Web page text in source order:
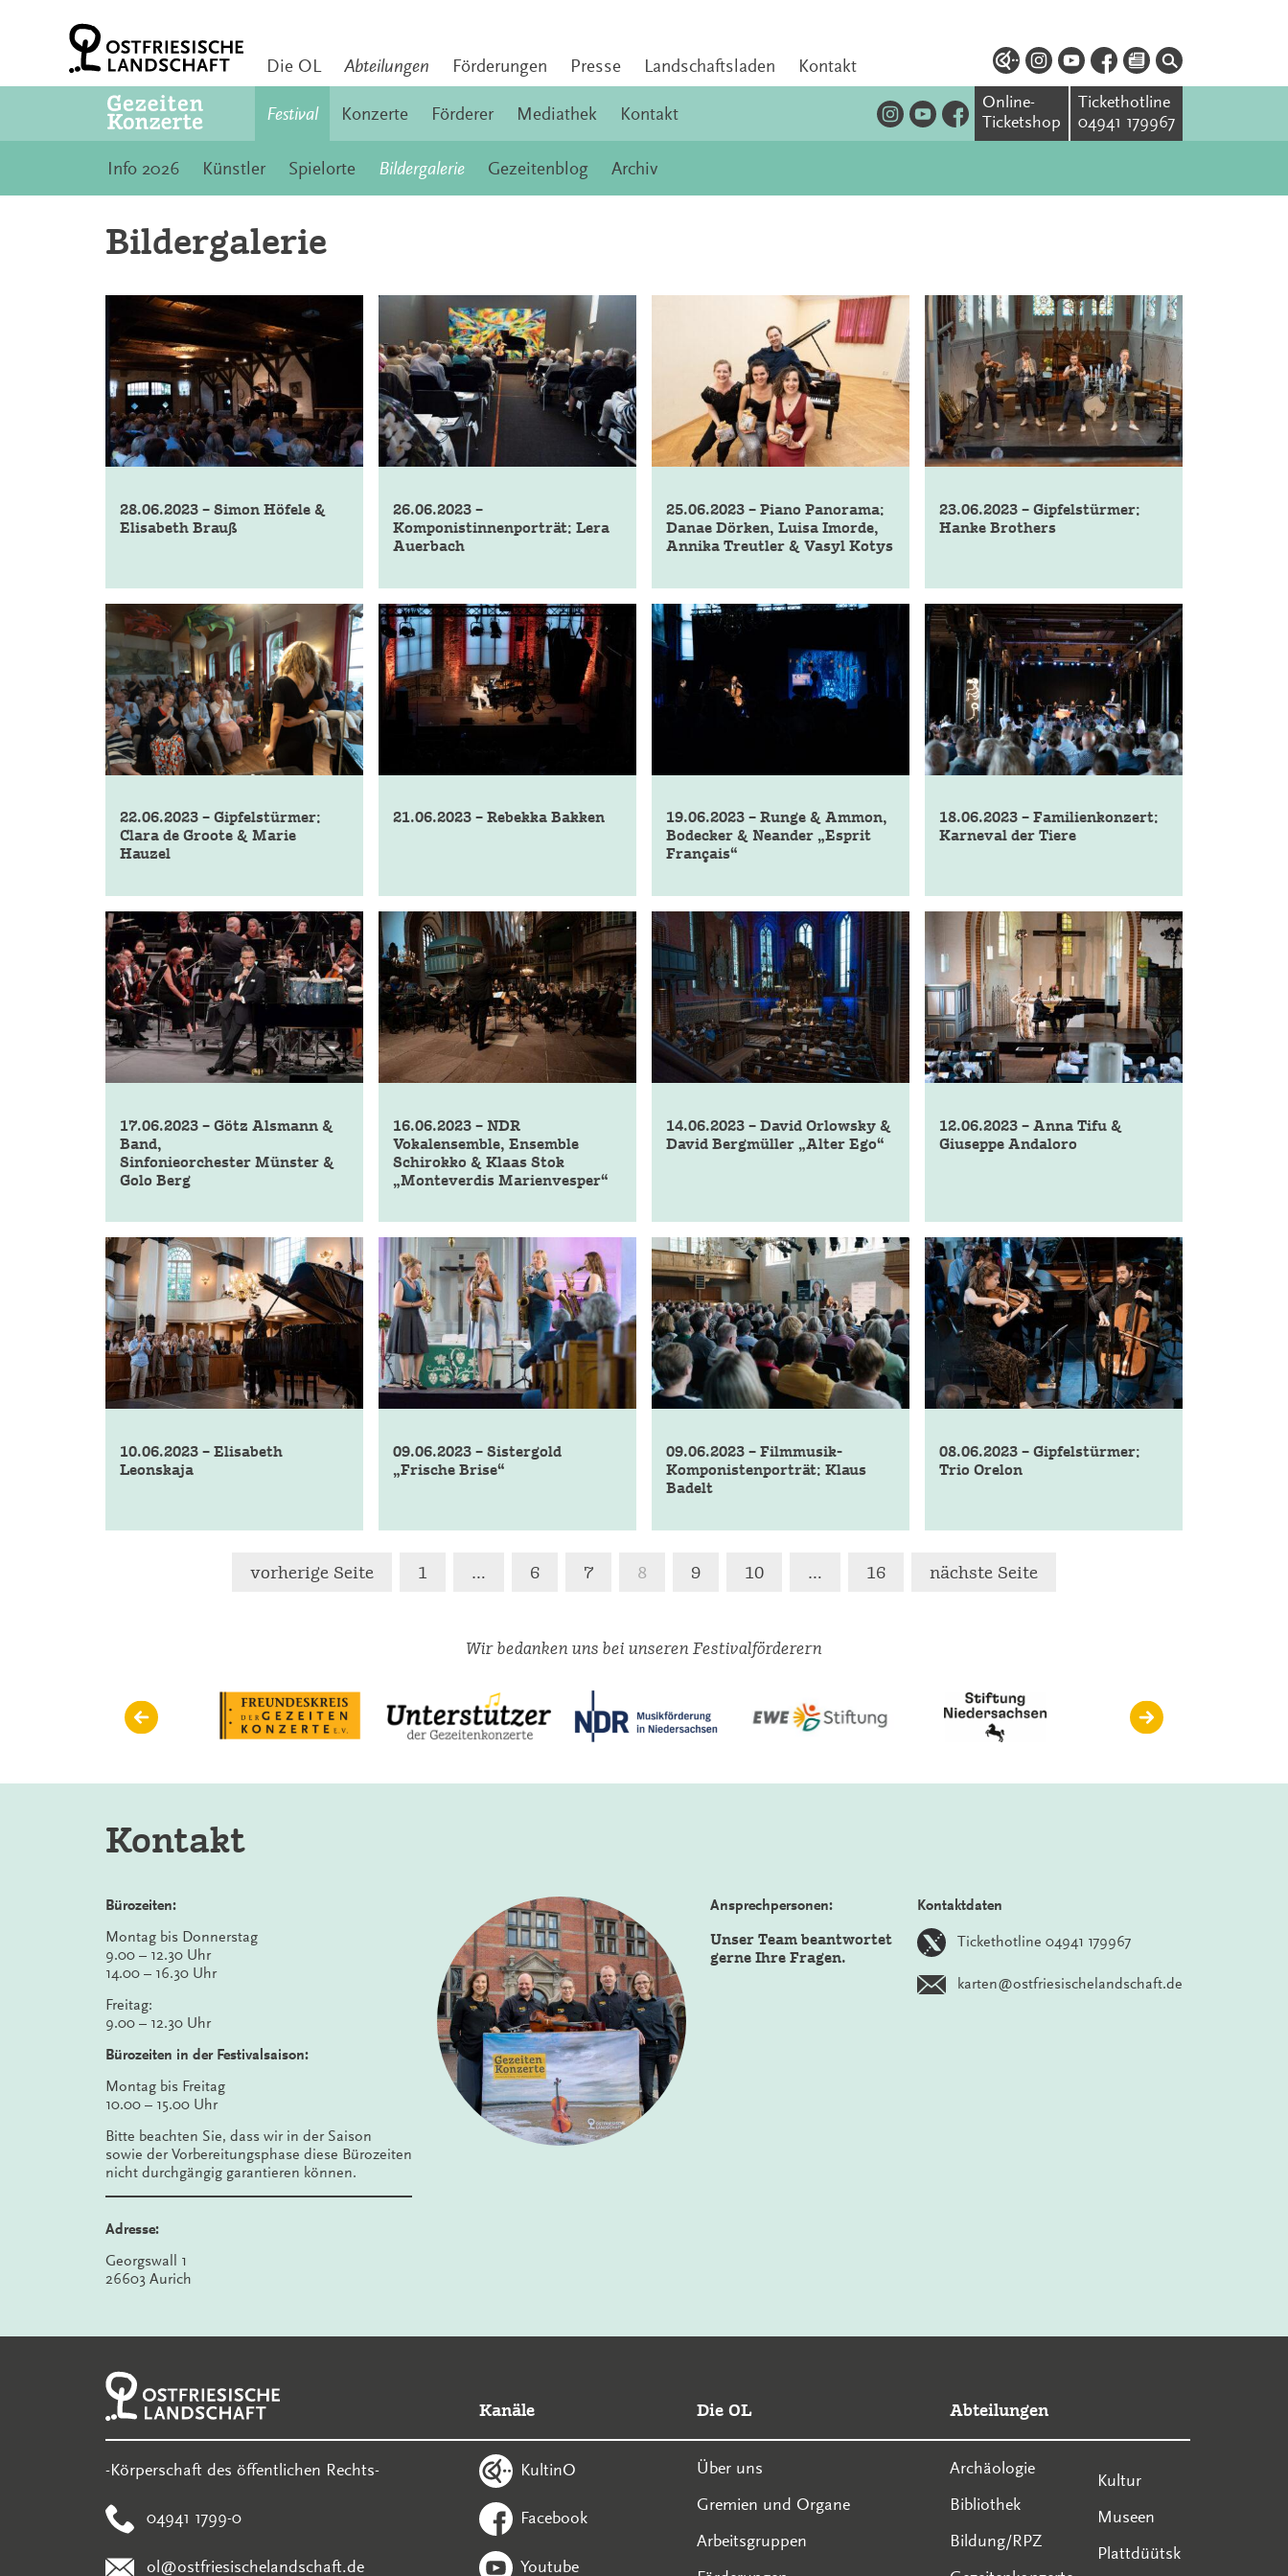
Die OL Abteilungen Förderungen Presse Landschaftsladen Kontakt
Festival
Info 2026 Künstler Spielorte Bildergalerie Gezeitenblog Archiv
Konzerte Förderer Mediathek Kontakt
Online-
Ticketshop
Tickethotline
04941 179967
Bildergalerie
28.06.2023 – Simon Höfele &
Elisabeth Brauß
26.06.2023 –
Komponistinnenporträt: Lera
Auerbach
25.06.2023 – Piano Panorama:
Danae Dörken, Luisa Imorde,
Annika Treutler & Vasyl Kotys
23.06.2023 – Gipfelstürmer:
Hanke Brothers
22.06.2023 – Gipfelstürmer:
Clara de Groote & Marie
Hauzel
21.06.2023 – Rebekka Bakken
19.06.2023 – Runge & Ammon,
Bodecker & Neander „Esprit
Français“
18.06.2023 – Familienkonzert:
Karneval der Tiere
17.06.2023 – Götz Alsmann &
Band,
Sinfonieorchester Münster &
Golo Berg
16.06.2023 – NDR
Vokalensemble, Ensemble
Schirokko & Klaas Stok
„Monteverdis Marienvesper“
14.06.2023 – David Orlowsky &
David Bergmüller „Alter Ego“
12.06.2023 – Anna Tifu &
Giuseppe Andaloro
10.06.2023 – Elisabeth
Leonskaja
09.06.2023 – Sistergold
„Frische Brise“
09.06.2023 – Filmmusik-
Komponisten­porträt: Klaus
Badelt
08.06.2023 – Gipfelstürmer:
Trio Orelon
Seitennummerierung
Beiträge
vorherige Seite 1 … 6 7 8 9 10 … 16 nächste Seite
Wir bedanken uns bei unseren Festivalförderern
Kontakt
Bürozeiten:
Montag bis Donnerstag
9.00 – 12.30 Uhr
14.00 – 16.30 Uhr
Freitag:
9.00 – 12.30 Uhr
Bürozeiten in der Festivalsaison:
Montag bis Freitag
10.00 – 15.00 Uhr
Bitte beachten Sie, dass wir in der Saison
sowie der Vorbereitungsphase diese Bürozeiten
nicht durchgängig garantieren können.
Adresse:
Georgswall 1
26603 Aurich
Ansprechpersonen:
Unser Team beantwortet
gerne Ihre Fragen.
Kontaktdaten
Tickethotline 04941 179967
karten@ostfriesischelandschaft.de
-Körperschaft des öffentlichen Rechts-
04941 1799-0
ol@ostfriesischelandschaft.de
Kanäle
KultinO
Facebook
Youtube
Die OL
Über uns
Gremien und Organe
Arbeitsgruppen
Abteilungen
Archäologie
Bibliothek
Bildung/RPZ
Kultur
Museen
Plattdüütsk